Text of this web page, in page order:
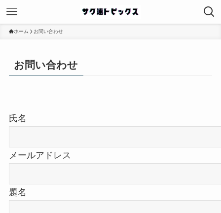
ホーム お問い合わせ
お問い合わせ
氏名
メールアドレス
題名